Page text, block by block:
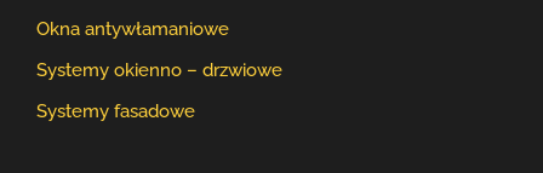
Okna antywłamaniowe
Systemy okienno – drzwiowe
Systemy fasadowe